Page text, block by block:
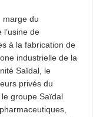
marge du
de
à la fabrication de
industrielle de la
Saïdal, le
privés du
groupe Saïdal